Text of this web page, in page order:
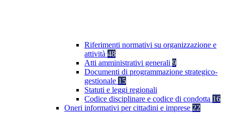
Riferimenti normativi su organizzazione e
attività 48
Atti amministrativi generali 9
Documenti di programmazione strategico-
gestionale 15
Statuti e leggi regionali
Codice disciplinare e codice di condotta 16
Oneri informativi per cittadini e imprese 22